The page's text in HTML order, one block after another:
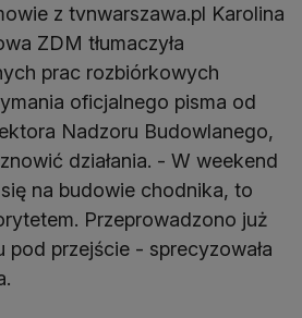
z tvnwarszawa.pl Karolina
ZDM tłumaczyła
prac rozbiórkowych
oficjalnego pisma od
Nadzoru Budowlanego,
działania. - W weekend
na budowie chodnika, to
Przeprowadzono już
przejście - sprecyzowała